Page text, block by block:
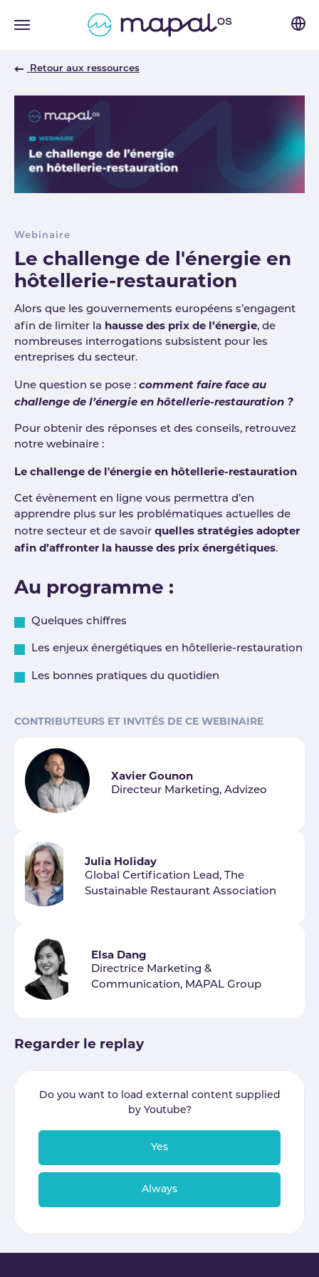
Retour aux ressources
Webinaire
Le challenge de l'énergie en
hôtellerie-restauration
Alors que les gouvernements européens s’engagent
afin de limiter la hausse des prix de l’énergie, de
nombreuses interrogations subsistent pour les
entreprises du secteur.
Une question se pose : comment faire face au
challenge de l’énergie en hôtellerie-restauration ?
Pour obtenir des réponses et des conseils, retrouvez
notre webinaire :
Le challenge de l'énergie en hôtellerie-restauration
Cet évènement en ligne vous permettra d’en
apprendre plus sur les problématiques actuelles de
notre secteur et de savoir quelles stratégies adopter
afin d’affronter la hausse des prix énergétiques.
Au programme :
Quelques chiffres
Les enjeux énergétiques en hôtellerie-restauration
Les bonnes pratiques du quotidien
CONTRIBUTEURS ET INVITÉS DE CE WEBINAIRE
Xavier Gounon
Directeur Marketing, Advizeo
Julia Holiday
Global Certification Lead, The
Sustainable Restaurant Association
Elsa Dang
Directrice Marketing &
Communication, MAPAL Group
Regarder le replay
Do you want to load external content supplied
by Youtube?
Yes
Always